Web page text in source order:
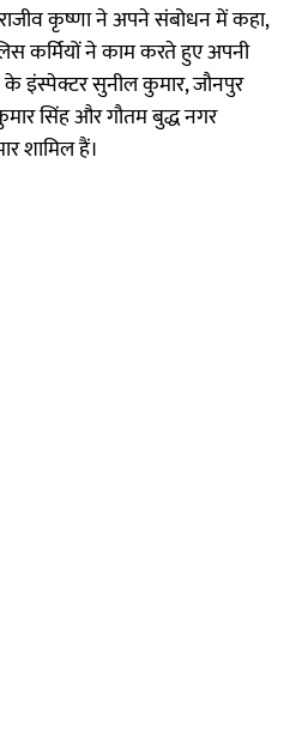
कृष्णा ने अपने संबोधन में कहा,
कर्मियों ने काम करते हुए अपनी
के इंस्पेक्टर सुनील कुमार, जौनपुर
सिंह और गौतम बुद्ध नगर
शामिल हैं।